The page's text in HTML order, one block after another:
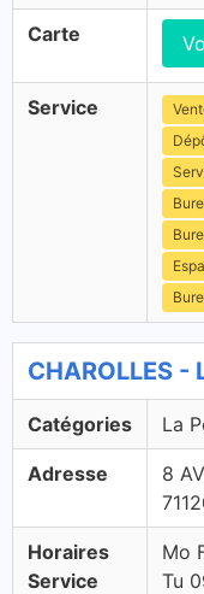
Carte
Service
CHAROLLES -
Catégories La
Adresse
8
Horaires
Service
Mo
Tu